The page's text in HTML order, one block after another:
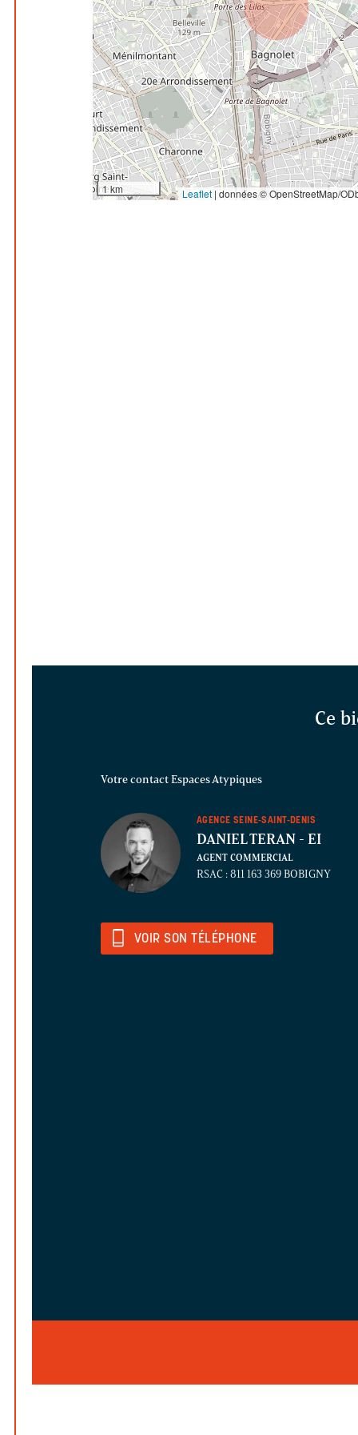
1 km Leaflet | données © OpenStreetMap/
Ce
Votre contact Espaces Atypiques
AGENCE SEINE-SAINT-DENIS
DANIEL TERAN - EI
AGENT COMMERCIAL
RSAC : 811 163 369 BOBIGNY
VOIR SON TÉLÉPHONE